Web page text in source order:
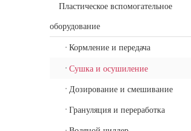
Пластическое вспомогательное
оборудование
Кормление и передача
Сушка и осушиление
Дозирование и смешивание
Грануляция и переработка